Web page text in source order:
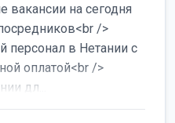
вакансии на сегодня
/>
персонал в Нетании с
оплатой<br />
дл...